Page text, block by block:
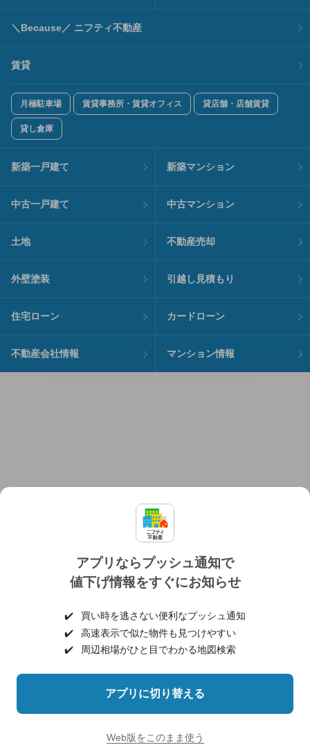
アプリならプッシュ通知で
値下げ情報をすぐにお知らせ
✔️
買い時を逃さない便利なプッシュ通知
✔️
高速表示で似た物件も見つけやすい
✔️
周辺相場がひと目でわかる地図検索
アプリに切り替える
Web版をこのまま使う
＼Because／ ニフティ不動産
賃貸
月極駐車場 賃貸事務所・賃貸オフィス 貸店舗・店舗賃貸
貸し倉庫
新築一戸建て 新築マンション
中古一戸建て 中古マンション
土地 不動産売却
外壁塗装 引越し見積もり
住宅ローン カードローン
不動産会社情報 マンション情報
個人情報保護ポリシー 利用規約
ヘルプ・お問い合わせ 採用情報
©NIFTY Lifestyle Co., Ltd.